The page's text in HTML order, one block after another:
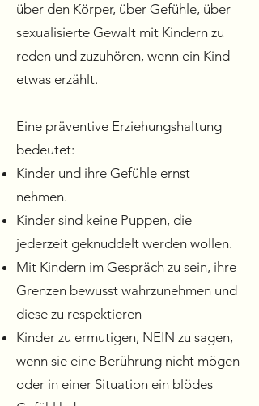
über den Körper, über Gefühle, über
sexualisierte Gewalt mit Kindern zu
reden und zuzuhören, wenn ein Kind
etwas erzählt.
Eine präventive Erziehungshaltung
bedeutet:
Kinder und ihre Gefühle ernst
nehmen.
Kinder sind keine Puppen, die
jederzeit geknuddelt werden wollen.
Mit Kindern im Gespräch zu sein, ihre
Grenzen bewusst wahrzunehmen und
diese zu respektieren
Kinder zu ermutigen, NEIN zu sagen,
wenn sie eine Berührung nicht mögen
oder in einer Situation ein blödes